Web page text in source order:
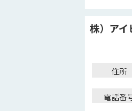
株）アイ
住所
電話番